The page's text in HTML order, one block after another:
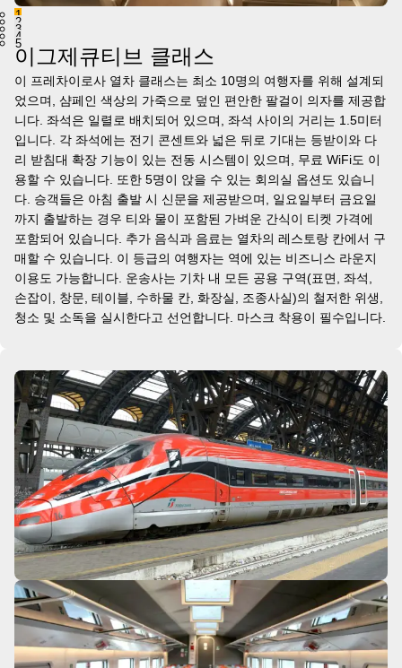
1
2
3
4
5
이그제큐티브 클래스
이 프레차이로사 열차 클래스는 최소 10명의 여행자를 위해 설계되
었으며, 샴페인 색상의 가죽으로 덮인 편안한 팔걸이 의자를 제공합
니다. 좌석은 일렬로 배치되어 있으며, 좌석 사이의 거리는 1.5미터
입니다. 각 좌석에는 전기 콘센트와 넓은 뒤로 기대는 등받이와 다
리 받침대 확장 기능이 있는 전동 시스템이 있으며, 무료 WiFi도 이
용할 수 있습니다. 또한 5명이 앉을 수 있는 회의실 옵션도 있습니
다. 승객들은 아침 출발 시 신문을 제공받으며, 일요일부터 금요일
까지 출발하는 경우 티와 물이 포함된 가벼운 간식이 티켓 가격에
포함되어 있습니다. 추가 음식과 음료는 열차의 레스토랑 칸에서 구
매할 수 있습니다. 이 등급의 여행자는 역에 있는 비즈니스 라운지
이용도 가능합니다. 운송사는 기차 내 모든 공용 구역(표면, 좌석,
손잡이, 창문, 테이블, 수하물 칸, 화장실, 조종사실)의 철저한 위생,
청소 및 소독을 실시한다고 선언합니다. 마스크 착용이 필수입니다.